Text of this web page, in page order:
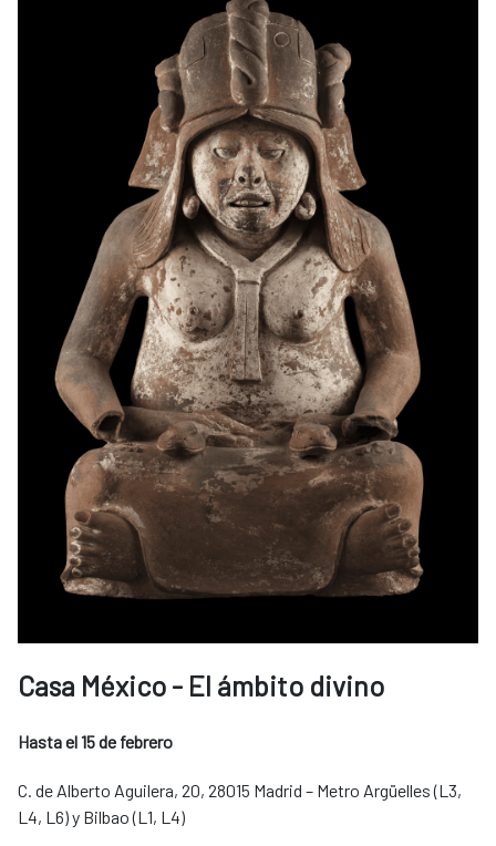
Casa México - El ámbito divino
Hasta el 15 de febrero
C. de Alberto Aguilera, 20, 28015 Madrid – Metro Argüelles (L3,
L4, L6) y Bilbao (L1, L4)